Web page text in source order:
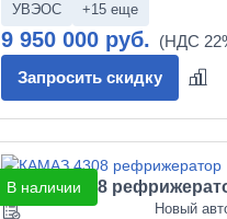
УВЭОС
+15 еще
9 950 000 руб.
Запросить скидку
В наличии
КАМАЗ 4308
Новый